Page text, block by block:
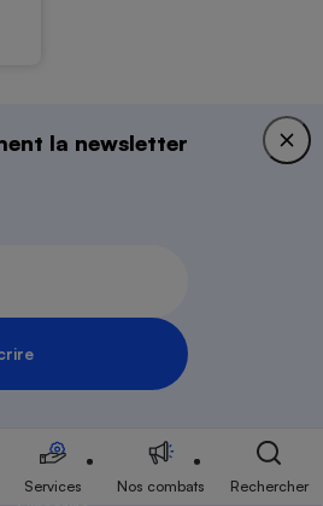
tests, enquêtes réalisés
Inscription Newsletter
la newsletter
Services Nos combats Rechercher